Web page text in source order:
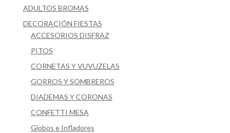
ADULTOS BROMAS
DECORACIÓN FIESTAS
ACCESORIOS DISFRAZ
PITOS
CORNETAS Y VUVUZELAS
GORROS Y SOMBREROS
DIADEMAS Y CORONAS
CONFETTI MESA
Globos e Infladores